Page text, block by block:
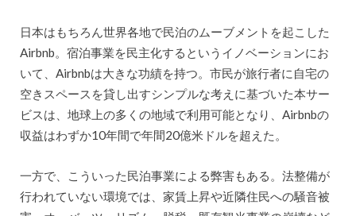
日本はもちろん世界各地で民泊のムーブメントを起こした
Airbnb。宿泊事業を民主化するというイノベーションにお
いて、Airbnbは大きな功績を持つ。市民が旅行者に自宅の
空きスペースを貸し出すシンプルな考えに基づいた本サー
ビスは、地球上の多くの地域で利用可能となり、Airbnbの
収益はわずか10年間で年間20億米ドルを超えた。
一方で、こういった民泊事業による弊害もある。法整備が
行われていない環境では、家賃上昇や近隣住民への騒音被